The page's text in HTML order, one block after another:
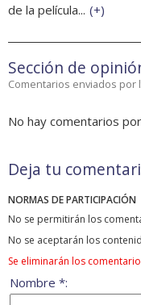
de la película... (+)
Sección de
Comentarios enviados por
No hay comentarios
Deja tu
NORMAS DE PARTICIPACIÓN
No se permitirán los
No se aceptarán los
Se eliminarán los
Nombre *: